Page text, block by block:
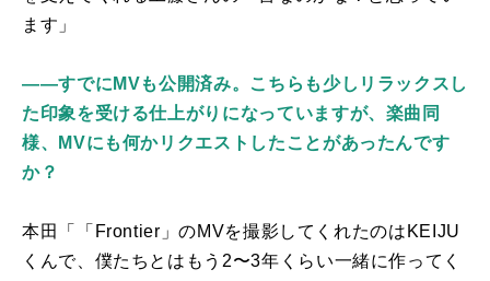
ます」
――すでにMVも公開済み。こちらも少しリラックスし
た印象を受ける仕上がりになっていますが、楽曲同
様、MVにも何かリクエストしたことがあったんです
か？
本田「「 Frontier 」のMVを撮影してくれたのは KEIJU
くんで、僕たちとはもう 2〜3年くらい一緒に作ってく